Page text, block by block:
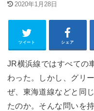
2020年1月28日
ツイート シェア
JR横浜線ではすべての
わった。しかし、グリ
ぜ、東海道線などと同
たのか。そんな問いを